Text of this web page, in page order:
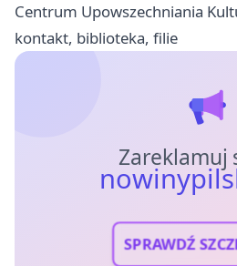
Centrum Upowszechniania
kontakt, biblioteka, filie
Zareklamuj
SPRAWDŹ